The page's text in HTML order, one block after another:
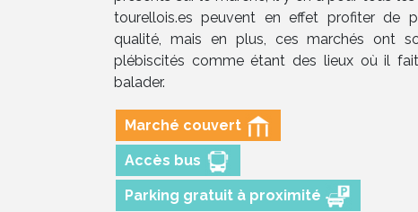
tourellois.es peuvent en effet profiter de
qualité, mais en plus, ces marchés ont
plébiscités comme étant des lieux où il
balader.
Marché couvert
Accès bus
Parking gratuit à proximité